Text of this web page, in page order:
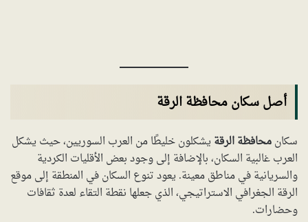
أصل سكان محافظة الرقة
سكانمحافظة الرقة يشكلون خليطًا من العرب السوريين، حيث يشكل
العرب غالبية السكان، بالإضافة إلى وجود بعض الأقليات الكردية
والسريانية في مناطق معينة. يعود تنوع السكان في المنطقة إلى موقع
الرقة الجغرافي الاستراتيجي، الذي جعلها نقطة التقاء لعدة ثقافات
وحضارات.